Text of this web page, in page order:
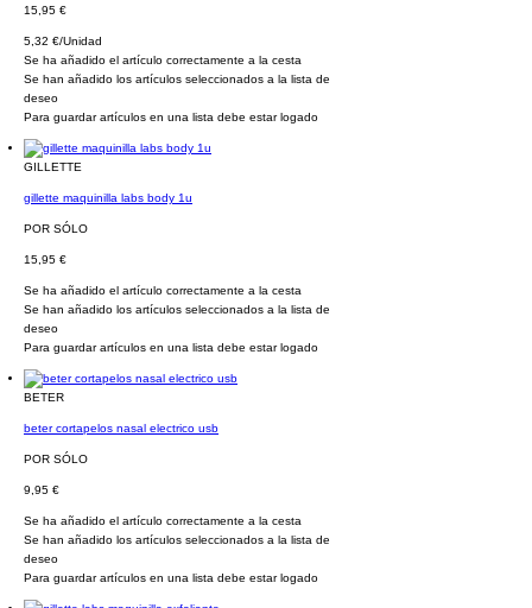
15,95 €
5,32 €/Unidad
Se ha añadido el artículo correctamente a la cesta
Se han añadido los artículos seleccionados a la lista de
deseo
Para guardar artículos en una lista debe estar logado
GILLETTE
gillette maquinilla labs body 1u
POR SÓLO
15,95 €
Se ha añadido el artículo correctamente a la cesta
Se han añadido los artículos seleccionados a la lista de
deseo
Para guardar artículos en una lista debe estar logado
BETER
beter cortapelos nasal electrico usb
POR SÓLO
9,95 €
Se ha añadido el artículo correctamente a la cesta
Se han añadido los artículos seleccionados a la lista de
deseo
Para guardar artículos en una lista debe estar logado